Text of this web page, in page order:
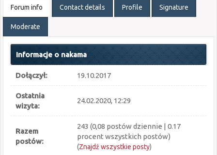
Forum info Contact details Profile Signature
Moderate
Informacje o nakama
Dołączył: 19.10.2017
Ostatnia
wizyta:
24.02.2020, 12:29
Razem
postów:
243 (0,08 postów dziennie | 0.17
procent wszystkich postów)
(Znajdź wszystkie posty)